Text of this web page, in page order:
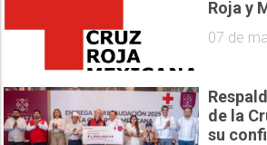
Roja y
07 de
de la
su